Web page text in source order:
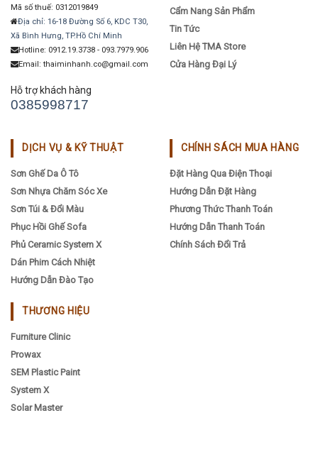
Mã số thuế: 0312019849
Địa chỉ: 16-18 Đường Số 6, KDC T30,
Xã Bình Hưng, TP.Hồ Chí Minh
Hotline: 0912.19.3738 - 093.7979.906
Email: thaiminhanh.co@gmail.com
Hỗ trợ khách hàng
0385998717
Cẩm Nang Sản Phẩm
Tin Tức
Liên Hệ TMA Store
Cửa Hàng Đại Lý
DỊCH VỤ & KỸ THUẬT
Sơn Ghế Da Ô Tô
Sơn Nhựa Chăm Sóc Xe
Sơn Túi & Đổi Màu
Phục Hồi Ghế Sofa
Phủ Ceramic System X
Dán Phim Cách Nhiệt
Hướng Dẫn Đào Tạo
CHÍNH SÁCH MUA HÀNG
Đặt Hàng Qua Điện Thoại
Hướng Dẫn Đặt Hàng
Phương Thức Thanh Toán
Hướng Dẫn Thanh Toán
Chính Sách Đổi Trả
THƯƠNG HIỆU
Furniture Clinic
Prowax
SEM Plastic Paint
System X
Solar Master